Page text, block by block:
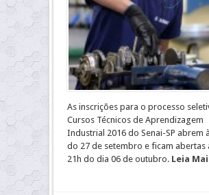
As inscrições para o processo
Cursos Técnicos de Aprendizagem
Industrial 2016 do Senai-SP abrem
do 27 de setembro e ficam abertas
21h do dia 06 de outubro. Leia